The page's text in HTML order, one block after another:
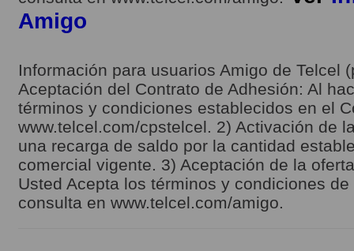
Amigo
Información para usuarios Amigo de Telcel
Aceptación del Contrato de Adhesión: Al
términos y condiciones establecidos en el
www.telcel.com/cpstelcel. 2) Activación de
una recarga de saldo por la cantidad
comercial vigente. 3) Aceptación de la
Usted Acepta los términos y condiciones
consulta en www.telcel.com/amigo.